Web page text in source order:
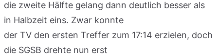
die zweite Hälfte gelang dann deutlich besser als
in Halbzeit eins. Zwar konnte
der TV den ersten Treffer zum 17:14 erzielen, doch
die SGSB drehte nun erst